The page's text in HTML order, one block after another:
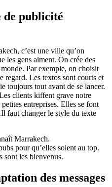
de publicité
c’est une ville qu’on
les gens aiment. On crée des
Par exemple, on choisit
regard. Les textos sont courts et
toujours tout avant de se lancer.
clients kiffent grave notre
entreprises. Elles se font
faut changer le style du texte
Marrakech.
pour qu’elles soient au top.
sont les bienvenus.
des messages